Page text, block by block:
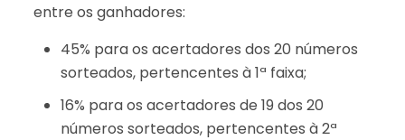
entre os ganhadores:
45% para os acertadores dos 20 números
sorteados, pertencentes à 1ª faixa;
16% para os acertadores de 19 dos 20
números sorteados, pertencentes à 2ª